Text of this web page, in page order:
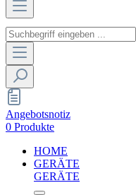
Angebotsnotiz
0 Produkte
HOME
GERÄTE
GERÄTE